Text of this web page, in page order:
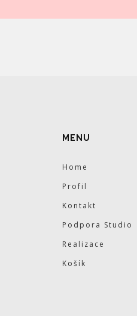
MENU
Home
Profil
Kontakt
Podpora Studio
Realizace
Košík